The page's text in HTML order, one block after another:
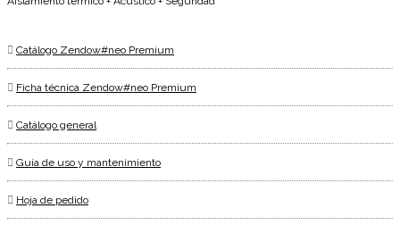
Catálogo Zendow#neo Premium
Ficha técnica Zendow#neo Premium
Catálogo general
Guía de uso y mantenimiento
Hoja de pedido